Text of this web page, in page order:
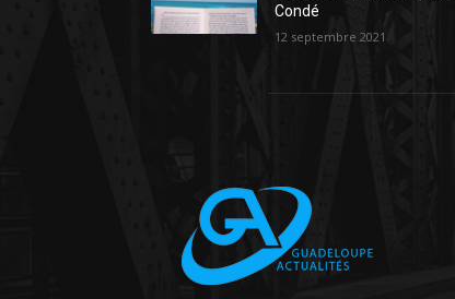
Condé
12 septembre 2021